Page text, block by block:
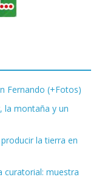
Fernando (+Fotos)
la montaña y un
la tierra en
curatorial: muestra